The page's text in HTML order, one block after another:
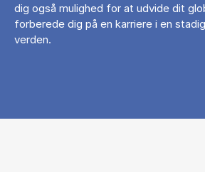
dig også mulighed for at udvide dit
forberede dig på en karriere i en
verden.